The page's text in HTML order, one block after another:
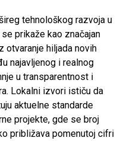
tehnološkog razvoja u
prikaže kao značajan
otvaranje hiljada novih
najavljenog i realnog
u transparentnost i
Lokalni izvori ističu da
aktuelne standarde
projekte, gde se broj
približava pomenutoj cifri